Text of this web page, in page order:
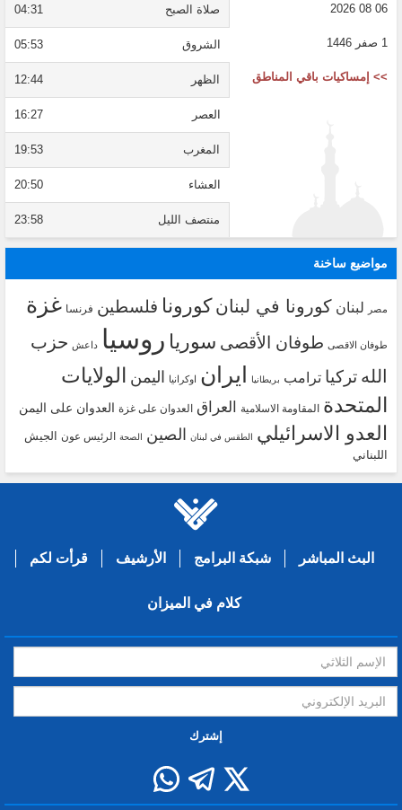
06 08 2026
1 صفر 1446
>> إمساكيات باقي المناطق
صلاة الصبح 04:31
الشروق 05:53
الظهر 12:44
العصر 16:27
المغرب 19:53
العشاء 20:50
منتصف الليل 23:58
مواضيع ساخنة
مصر لبنان كورونا في لبنانكورونا فلسطين فرنسا غزة
طوفان الاقصى طوفان الأقصى سوريا روسيا داعش حزب
الله تركيا ترامب بريطانيا ايران اوكرانيا اليمن الولايات
المتحدة المقاومة الاسلامية العراق العدوان على غزة العدوان على اليمن
العدو الاسرائيلي الطقس في لبنان الصين الصحة الرئيس عون الجيش
اللبناني
البث المباشر شبكة البرامج الأرشيف قرأت لكم
كلام في الميزان
إشترك